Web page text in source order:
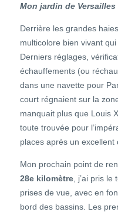
Mon jardin de Versailles
Derrière les grandes
multicolore bien vivant
Derniers réglages,
échauffements (ou
dans une navette pour
court régnaient sur la
manquait plus que Louis
toute trouvée pour
places après un excellent
Mon prochain point de
28e kilomètre , j’ai pris
prises de vue, avec en
bord des bassins. Les